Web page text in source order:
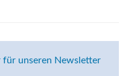
für unseren Newsletter